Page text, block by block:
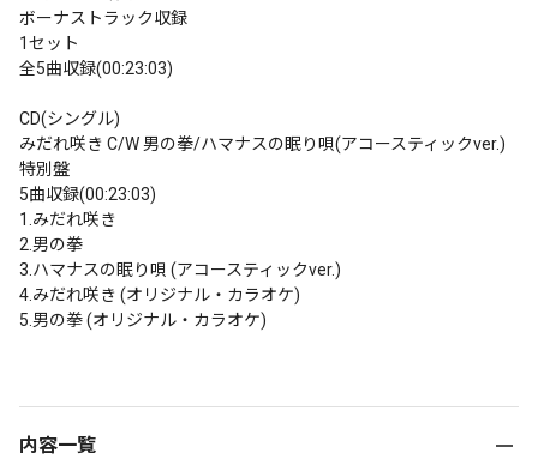
ボーナストラック収録
1セット
全5曲収録(00:23:03)
CD(シングル)
みだれ咲き C/W 男の拳/ハマナスの眠り唄(アコースティックver.)
特別盤
5曲収録(00:23:03)
1.みだれ咲き
2.男の拳
3.ハマナスの眠り唄 (アコースティックver.)
4.みだれ咲き (オリジナル・カラオケ)
5.男の拳 (オリジナル・カラオケ)
内容一覧